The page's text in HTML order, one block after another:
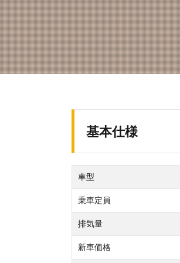
基本仕様
車型
乗車定員
排気量
新車価格